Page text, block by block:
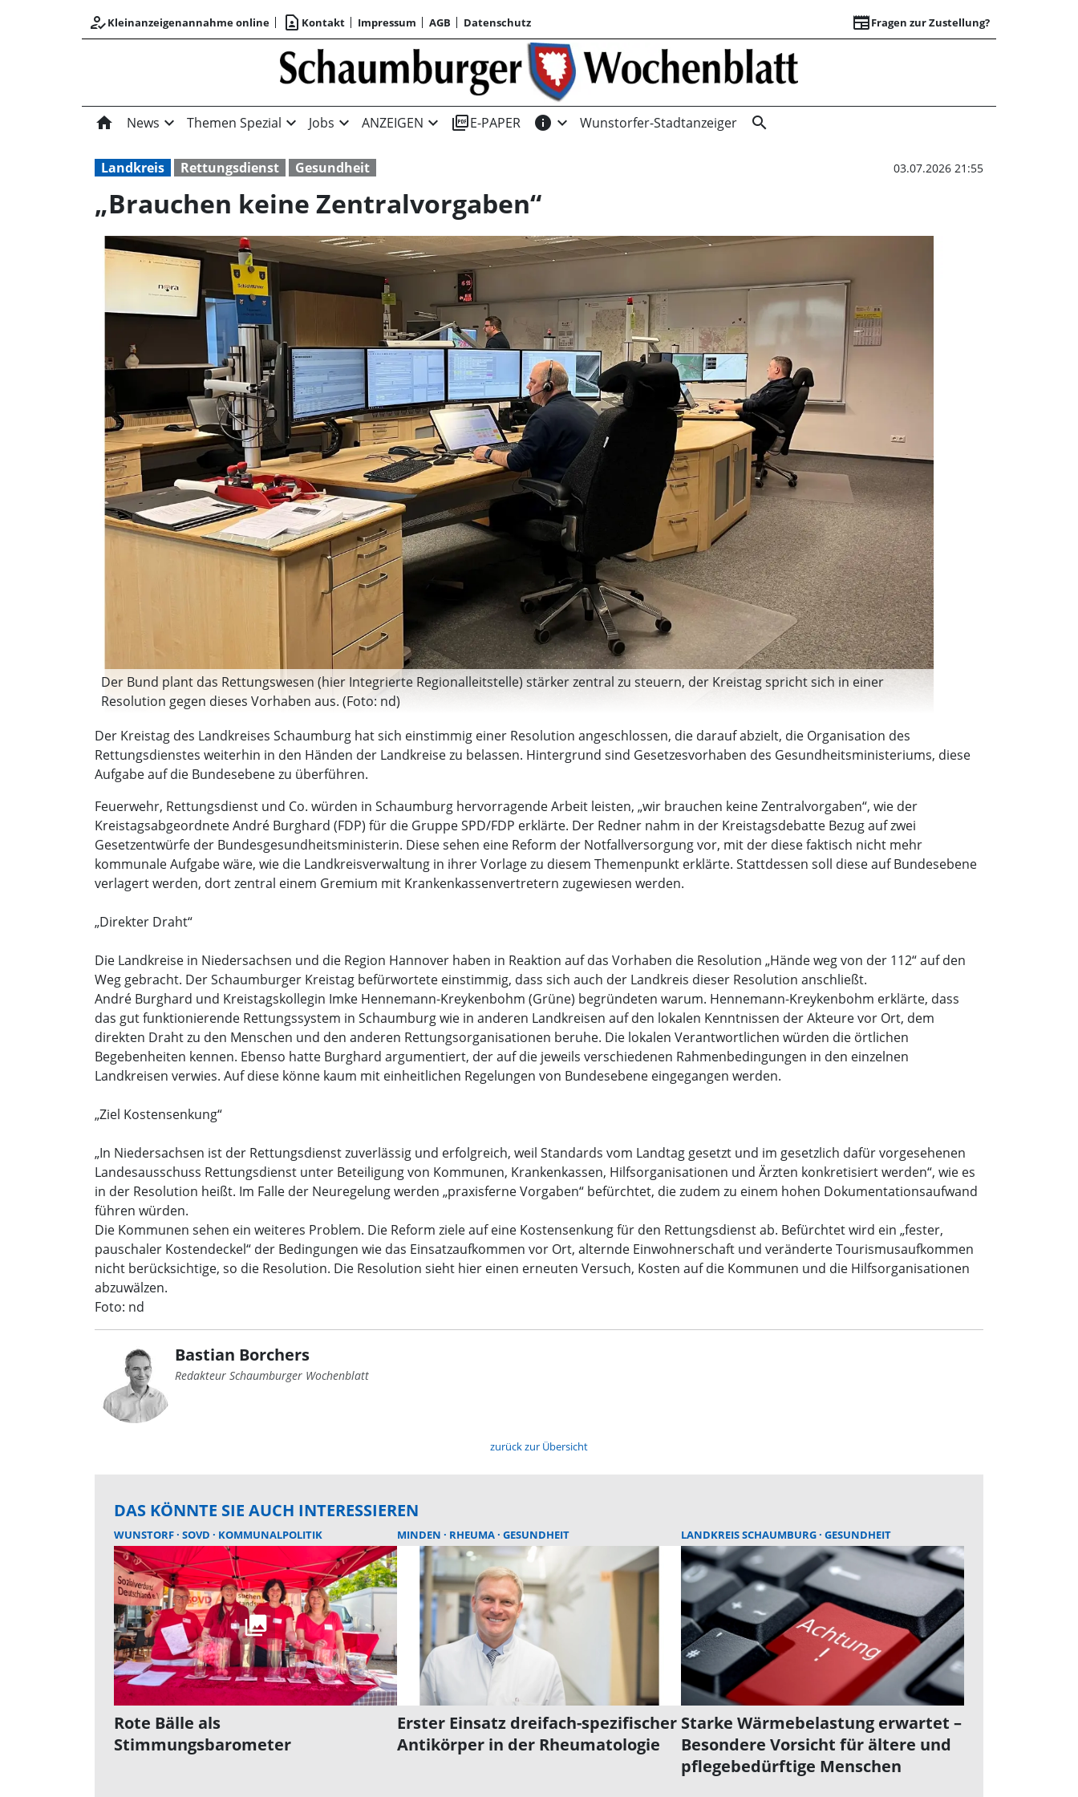
how_to_regKleinanzeigenannahme online contact_page Kontakt Impressum AGB Datenschutz newspaperFragen zur Zustellung?
„Brauchen keine
home News expand_more Themen Spezial expand_more Jobs expand_more ANZEIGEN expand_more picture_as_pdfE-PAPER info expand_more Wunstorfer-Stadtanzeiger search
Landkreis Rettungsdienst Gesundheit 03.07.2026 21:55
„Brauchen keine Zentralvorgaben“
Der Bund plant das Rettungswesen (hier Integrierte Regionalleitstelle) stärker zentral zu steuern, der Kreistag spricht sich in einer
Resolution gegen dieses Vorhaben aus. (Foto: nd)
Der Kreistag des Landkreises Schaumburg hat sich einstimmig einer Resolution angeschlossen, die darauf abzielt, die Organisation des
Rettungsdienstes weiterhin in den Händen der Landkreise zu belassen. Hintergrund sind Gesetzesvorhaben des Gesundheitsministeriums, diese
Aufgabe auf die Bundesebene zu überführen.
Feuerwehr, Rettungsdienst und Co. würden in Schaumburg hervorragende Arbeit leisten, „wir brauchen keine Zentralvorgaben“, wie der
Kreistagsabgeordnete André Burghard (FDP) für die Gruppe SPD/FDP erklärte. Der Redner nahm in der Kreistagsdebatte Bezug auf zwei
Gesetzentwürfe der Bundesgesundheitsministerin. Diese sehen eine Reform der Notfallversorgung vor, mit der diese faktisch nicht mehr
kommunale Aufgabe wäre, wie die Landkreisverwaltung in ihrer Vorlage zu diesem Themenpunkt erklärte. Stattdessen soll diese auf Bundesebene
verlagert werden, dort zentral einem Gremium mit Krankenkassenvertretern zugewiesen werden.
„Direkter Draht“
Die Landkreise in Niedersachsen und die Region Hannover haben in Reaktion auf das Vorhaben die Resolution „Hände weg von der 112“ auf den
Weg gebracht. Der Schaumburger Kreistag befürwortete einstimmig, dass sich auch der Landkreis dieser Resolution anschließt.
André Burghard und Kreistagskollegin Imke Hennemann-Kreykenbohm (Grüne) begründeten warum. Hennemann-Kreykenbohm erklärte, dass
das gut funktionierende Rettungssystem in Schaumburg wie in anderen Landkreisen auf den lokalen Kenntnissen der Akteure vor Ort, dem
direkten Draht zu den Menschen und den anderen Rettungsorganisationen beruhe. Die lokalen Verantwortlichen würden die örtlichen
Begebenheiten kennen. Ebenso hatte Burghard argumentiert, der auf die jeweils verschiedenen Rahmenbedingungen in den einzelnen
Landkreisen verwies. Auf diese könne kaum mit einheitlichen Regelungen von Bundesebene eingegangen werden.
„Ziel Kostensenkung“
„In Niedersachsen ist der Rettungsdienst zuverlässig und erfolgreich, weil Standards vom Landtag gesetzt und im gesetzlich dafür vorgesehenen
Landesausschuss Rettungsdienst unter Beteiligung von Kommunen, Krankenkassen, Hilfsorganisationen und Ärzten konkretisiert werden“, wie es
in der Resolution heißt. Im Falle der Neuregelung werden „praxisferne Vorgaben“ befürchtet, die zudem zu einem hohen Dokumentationsaufwand
führen würden.
Die Kommunen sehen ein weiteres Problem. Die Reform ziele auf eine Kostensenkung für den Rettungsdienst ab. Befürchtet wird ein „fester,
pauschaler Kostendeckel“ der Bedingungen wie das Einsatzaufkommen vor Ort, alternde Einwohnerschaft und veränderte Tourismusaufkommen
nicht berücksichtige, so die Resolution. Die Resolution sieht hier einen erneuten Versuch, Kosten auf die Kommunen und die Hilfsorganisationen
abzuwälzen.
Foto: nd
Bastian Borchers
Redakteur Schaumburger Wochenblatt
zurück zur Übersicht
DAS KÖNNTE SIE AUCH INTERESSIEREN
WUNSTORF SOVD KOMMUNALPOLITIK
Rote Bälle als
Stimmungsbarometer
MINDEN RHEUMA GESUNDHEIT
Erster Einsatz dreifach-spezifischer
Antikörper in der Rheumatologie
LANDKREIS SCHAUMBURG GESUNDHEIT
Starke Wärmebelastung erwartet –
Besondere Vorsicht für ältere und
pflegebedürftige Menschen